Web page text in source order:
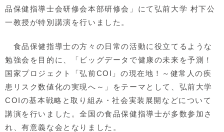
品保健指導士会研修会本部研修会」にて弘前大学 村下公
一教授が特別講演を行いました。
食品保健指導士の方々の日常の活動に役立てるような
勉強会を目的に、「ビッグデータで健康の未来を予測！
国家プロジェクト「弘前COI」の現在地！～健常人の疾
患リスク数値化の実現へ～」をテーマとして、弘前大学
COIの基本戦略と取り組み・社会実装展開などについて
講演を行いました。全国の食品保健指導士が多数参加さ
れ、有意義な会となりました。